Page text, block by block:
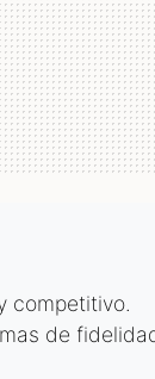
competitivo.
de